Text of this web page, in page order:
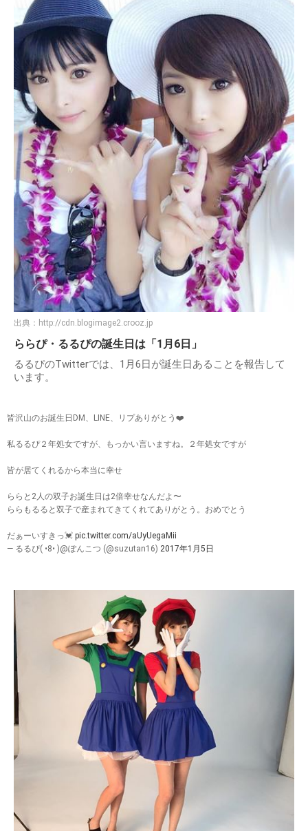
出典： http://cdn.blogimage2.crooz.jp
ららぴ・るるぴの誕生日は「1月6日」
るるぴのTwitterでは、1月6日が誕生日あることを報告して
います。
皆沢山のお誕生日DM、LINE、リプありがとう❤️
私るるぴ２年処女ですが、もっかい言いますね。２年処女ですが
皆が居てくれるから本当に幸せ
ららと2人の双子お誕生日は2倍幸せなんだよ〜
ららもるると双子で産まれてきてくれてありがとう。おめでとう
だぁーいすきっ💓 pic.twitter.com/aUyUegaMii
— るるぴ( •8• )@ぽんこつ (@suzutan16) 2017年1月5日